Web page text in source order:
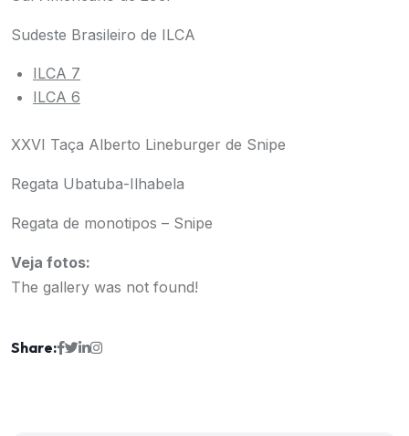
Sudeste Brasileiro de ILCA
ILCA 7
ILCA 6
XXVI Taça Alberto Lineburger de Snipe
Regata Ubatuba-Ilhabela
Regata de monotipos – Snipe
Veja fotos:
The gallery was not found!
Share: